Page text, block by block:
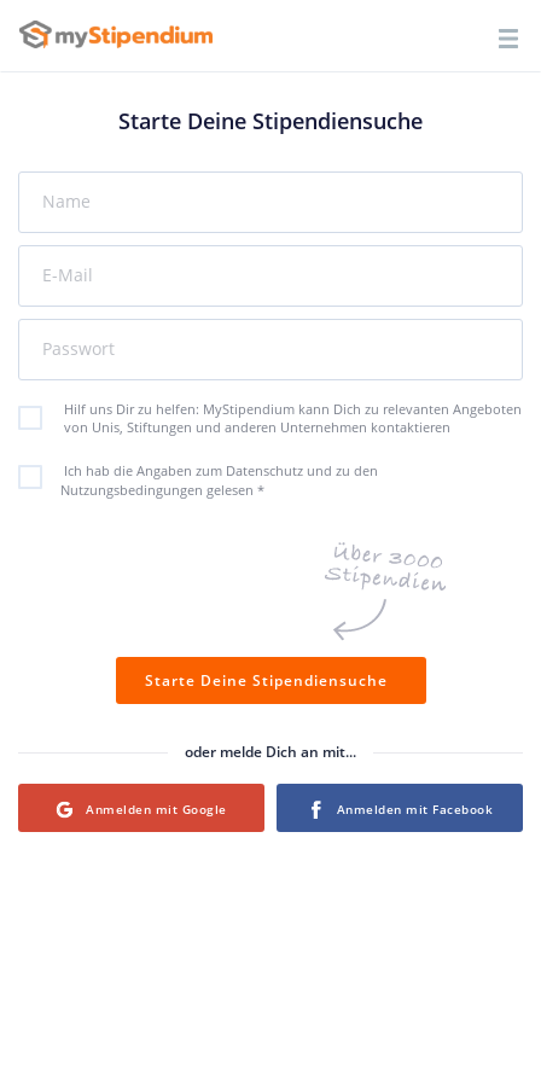
Starte Deine Stipendiensuche
Name
E-Mail
Passwort
Hilf uns Dir zu helfen: MyStipendium kann Dich zu relevanten Angeboten
von Unis, Stiftungen und anderen Unternehmen kontaktieren
Ich hab die Angaben zum Datenschutz und zu den
Nutzungsbedingungen gelesen *
Starte Deine Stipendiensuche
oder melde Dich an mit...
Login with Google Login with Facebook